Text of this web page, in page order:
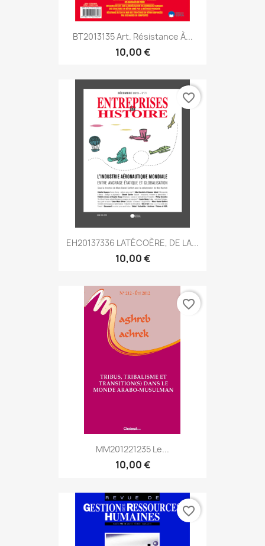
BT2013135 Art. Résistance À...
10,00 €
EH20137336 LATÉCOÈRE, DE LA...
10,00 €
favorite_border
MM201221235 Le...
10,00 €
favorite_border
favorite_border